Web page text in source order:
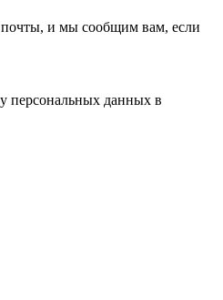
почты, и мы сообщим вам, если
персональных данных в